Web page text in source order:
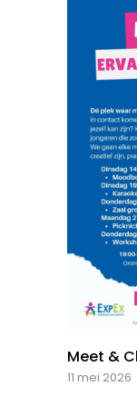
Meet &
11 mei 2026